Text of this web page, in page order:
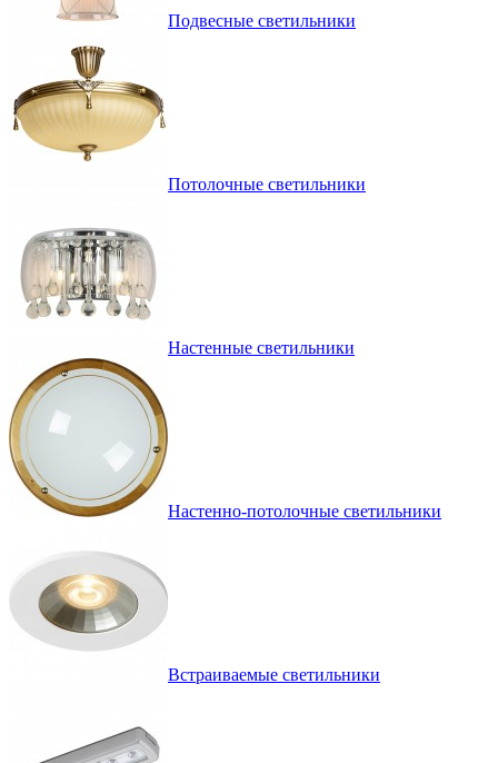
Подвесные светильники
Потолочные светильники
Настенные светильники
Настенно-потолочные светильники
Встраиваемые светильники